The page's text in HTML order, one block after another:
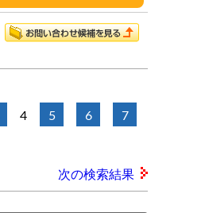
4 5 6 7
次の検索結果